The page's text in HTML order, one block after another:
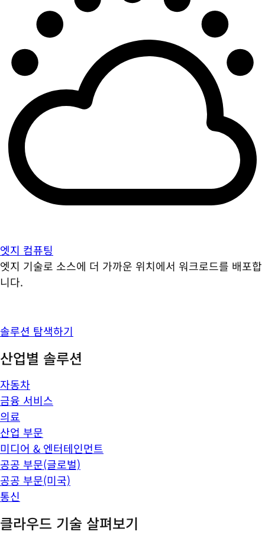
엣지 컴퓨팅
엣지 기술로 소스에 더 가까운 위치에서 워크로드를 배포합
니다.
솔루션 탐색하기
산업별 솔루션
자동차
금융 서비스
의료
산업 부문
미디어 & 엔터테인먼트
공공 부문(글로벌)
공공 부문(미국)
통신
클라우드 기술 살펴보기